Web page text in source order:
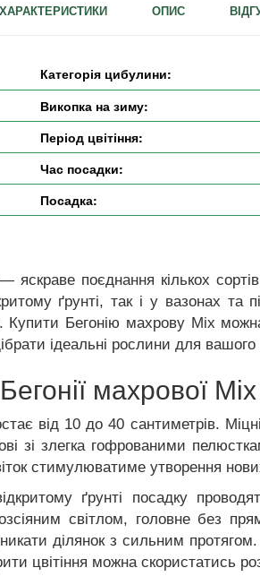
ХАРАКТЕРИСТИКИ ОПИС
Категорія цибулини:
Викопка на зиму:
Період цвітіння:
Час посадки:
Посадка:
— яскраве поєднання кількох
ґрунті, так і у вазонах
Купити Бегонію махрову Міх
ідеальні рослини для вашого
махрової Міх
від 10 до 40 сантиметрів.
зі злегка гофрованими
стимулюватиме утворення
ґрунті посадку
світлом, головне без
ділянок з сильним
цвітіння можна скористатись